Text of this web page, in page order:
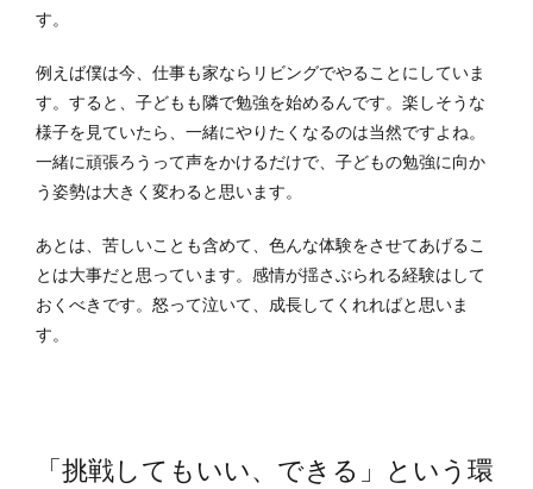
す。
例えば僕は今、仕事も家ならリビングでやることにしていま
す。すると、子どもも隣で勉強を始めるんです。楽しそうな
様子を見ていたら、一緒にやりたくなるのは当然ですよね。
一緒に頑張ろうって声をかけるだけで、子どもの勉強に向か
う姿勢は大きく変わると思います。
あとは、苦しいことも含めて、色んな体験をさせてあげるこ
とは大事だと思っています。感情が揺さぶられる経験はして
おくべきです。怒って泣いて、成長してくれればと思いま
す。
「挑戦してもいい、できる」という環